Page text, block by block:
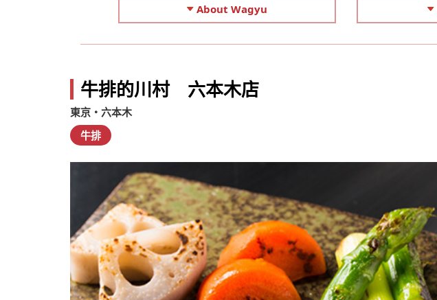
About Wagyu
牛排的川村 六本木店
東京・六本木
牛排